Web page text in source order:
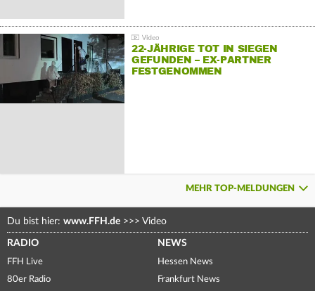
22-JÄHRIGE TOT IN SIEGEN
GEFUNDEN – EX-PARTNER
FESTGENOMMEN
MEHR TOP-MELDUNGEN
Du bist hier: www.FFH.de >>> Video
RADIO
FFH Live
80er Radio
NEWS
Hessen News
Frankfurt News